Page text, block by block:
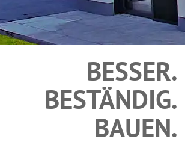
Baufirma im Salzburger
BESSER.
BESTÄNDIG.
BAUEN.